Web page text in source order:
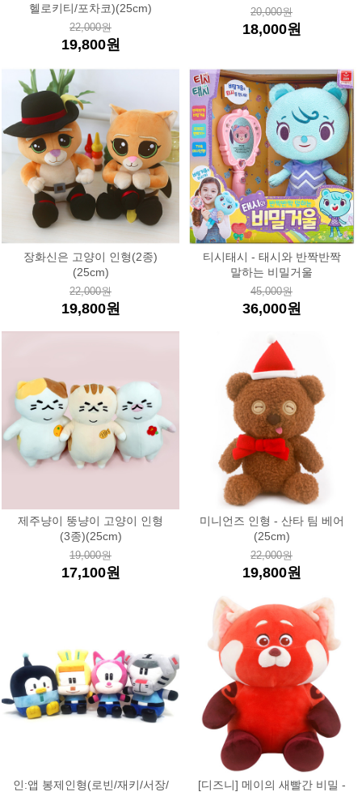
헬로키티/포차코)(25cm)
22,000원
19,800원
20,000원
18,000원
장화신은 고양이 인형(2종)
(25cm)
22,000원
19,800원
티시태시 - 태시와 반짝반짝
말하는 비밀거울
45,000원
36,000원
제주냥이 뚱냥이 고양이 인형
(3종)(25cm)
19,000원
17,100원
미니언즈 인형 - 산타 팀 베어
(25cm)
22,000원
19,800원
인:앱 봉제인형(로빈/재키/서장/
[디즈니] 메이의 새빨간 비밀 -